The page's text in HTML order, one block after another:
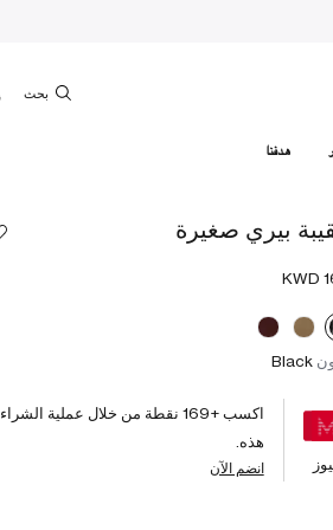
هدفنا
بيري صغيرة
Black
اكسب +169 نقطة من خلال عملية الشراء
هذه.
انضم الآن